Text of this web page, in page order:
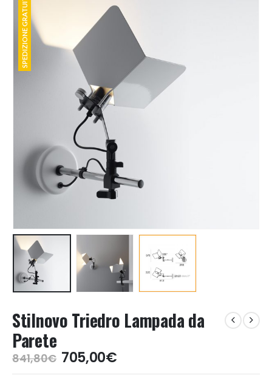
SPEDIZIONE GRATUITA
SPEDIZIONE GRATUITA
Stilnovo Triedro Lampada da
Parete
841,80€ Il
prezzo
705,00€Il
prezzo